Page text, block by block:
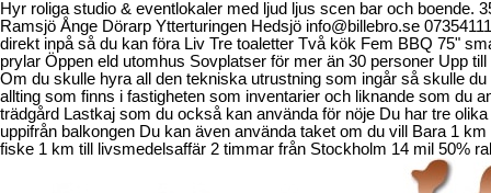
Hyr roliga studio & eventlokaler med ljud ljus scen bar och
Ramsjö Ånge Dörarp Ytterturingen Hedsjö info@billebro.se
direkt inpå så du kan föra Liv Tre toaletter Två kök Fem BBQ 75"
prylar Öppen eld utomhus Sovplatser för mer än 30 personer Upp
Om du skulle hyra all den tekniska utrustning som ingår så skulle
allting som finns i fastigheten som inventarier och liknande som du
trädgård Lastkaj som du också kan använda för nöje Du har tre
uppifrån balkongen Du kan även använda taket om du vill Bara 1
fiske 1 km till livsmedelsaffär 2 timmar från Stockholm 14 mil 50%